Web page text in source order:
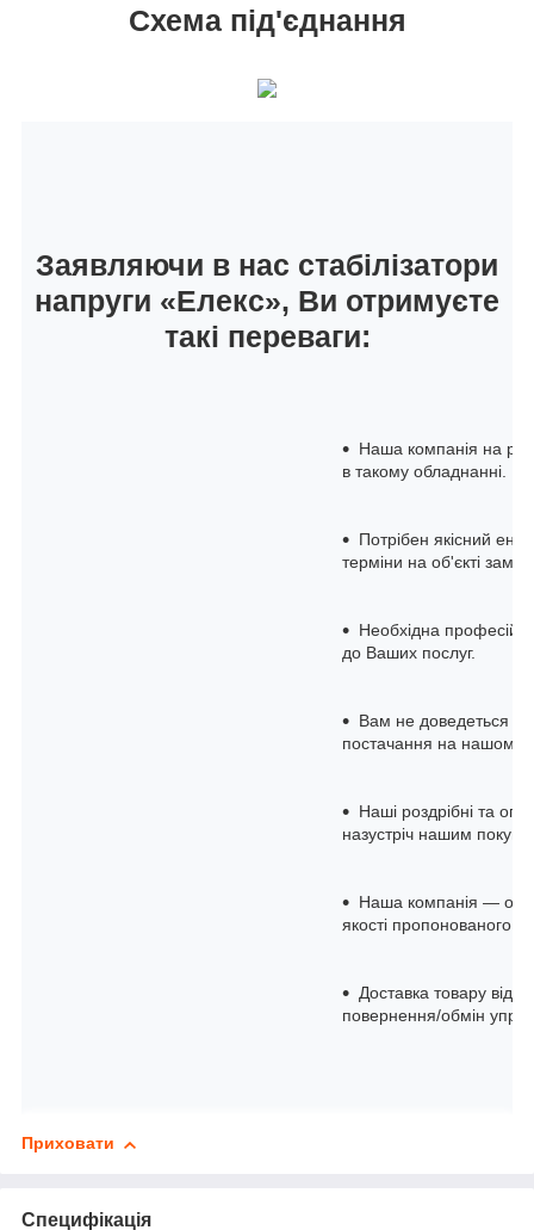
Схема під'єднання
Заявляючи в нас стабілізатори
напруги «Елекс», Ви отримуєте
такі переваги:
Наша компанія на
в такому обладнанні.
Потрібен якісний
терміни на об'єкті
Необхідна
до Ваших послуг.
Вам не доведеться
постачання на нашому
Наші роздрібні та
назустріч нашим
Наша компанія —
якості пропонованого
Доставка товару
повернення/обмін
Приховати
Специфікація